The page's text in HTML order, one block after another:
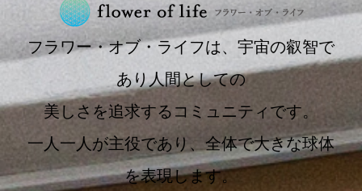
フラワー・オブ・ライフは、宇宙の叡智で
あり人間としての
美しさを追求するコミュニティです。
一人一人が主役であり、全体で大きな球体
を表現します。